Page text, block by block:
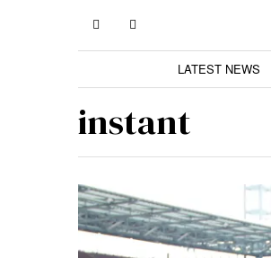
LATEST NEWS
instant